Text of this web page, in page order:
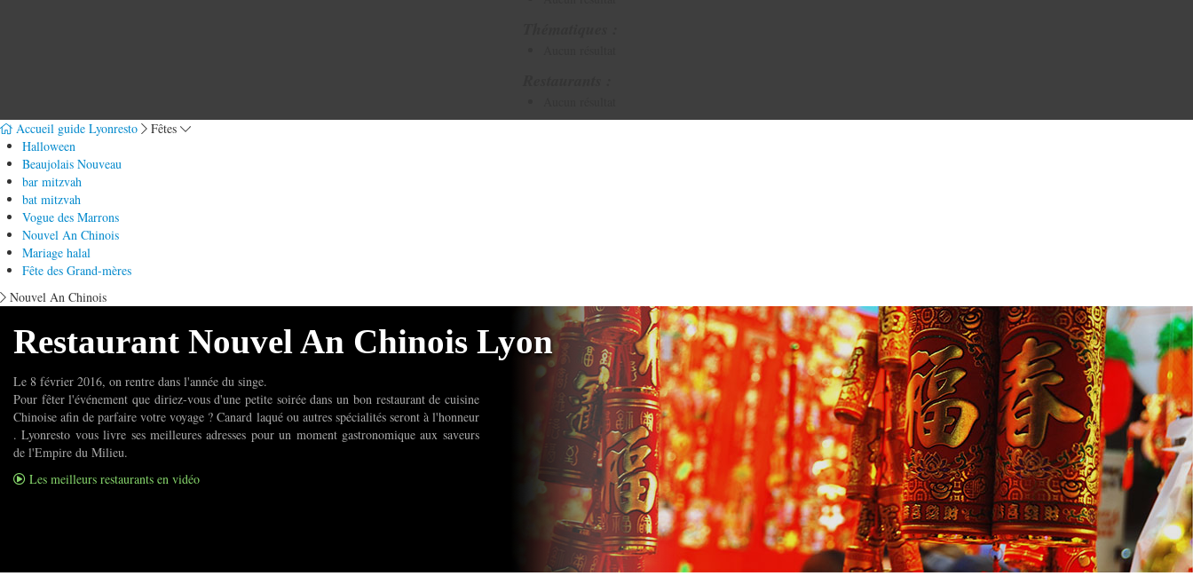
Accueil guide Lyonresto
Fêtes
Halloween
Beaujolais Nouveau
bar mitzvah
bat mitzvah
Vogue des Marrons
Nouvel An Chinois
Mariage halal
Fête des Grand-mères
Nouvel An Chinois
Restaurant Nouvel An Chinois Lyon
Le 8 février 2016, on rentre dans l'année du singe.
Pour fêter l'événement que diriez-vous d'une petite soirée dans un bon restaurant de cuisine
Chinoise afin de parfaire votre voyage ? Canard laqué ou autres spécialités seront à l'honneur
. Lyonresto vous livre ses meilleures adresses pour un moment gastronomique aux saveurs
de l'Empire du Milieu.
Les meilleurs restaurants en vidéo